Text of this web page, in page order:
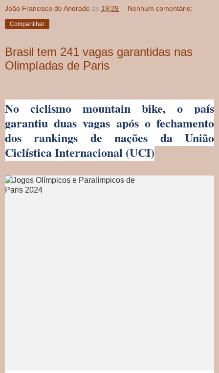
João Francisco de Andrade às 19:39 Nenhum comentário:
Compartilhar
Brasil tem 241 vagas garantidas nas
Olimpíadas de Paris
No ciclismo mountain bike, o país
garantiu duas vagas após o fechamento
dos rankings de nações da União
Ciclística Internacional (UCI)